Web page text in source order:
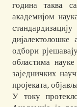
година таква
академијом
одбори
областима
заједничких
пројеката,
У току